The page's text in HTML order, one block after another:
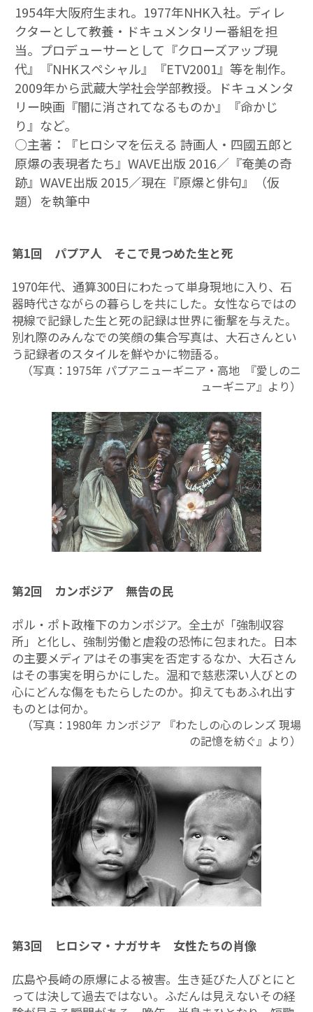
1954年大阪府生まれ。1977年NHK入社。ディレ
クターとして教養・ドキュメンタリー番組を担
当。プロデューサーとして『クローズアップ現
代』『NHKスペシャル』『ETV2001』等を制作。
2009年から武蔵大学社会学部教授。ドキュメンタ
リー映画『闇に消されてなるものか』『命かじ
り』など。
○主著：『ヒロシマを伝える 詩画人・四國五郎と
原爆の表現者たち』WAVE出版 2016／『奄美の奇
跡』WAVE出版 2015／現在『原爆と俳句』（仮
題）を執筆中
第1回　パプア人　そこで見つめた生と死
1970年代、通算300日にわたって単身現地に入り、石
器時代さながらの暮らしを共にした。女性ならではの
視線で記録した生と死の記録は世界に衝撃を与えた。
別れ際のみんなでの笑顔の集合写真は、大石さんとい
う記録者のスタイルを鮮やかに物語る。
（写真：1975年 パプアニューギニア・高地  『愛しのニ
ューギニア』より）
第2回　カンボジア　無告の民
ポル・ポト政権下のカンボジア。全土が「強制収容
所」と化し、強制労働と虐殺の恐怖に包まれた。日本
の主要メディアはその事実を否定するなか、大石さん
はその事実を明らかにした。温和で慈悲深い人びとの
心にどんな傷をもたらしたのか。抑えてもあふれ出す
ものとは何か。
（写真：1980年 カンボジア 『わたしの心のレンズ 現場
の記憶を紡ぐ』より）
第3回　ヒロシマ・ナガサキ　女性たちの肖像
広島や長崎の原爆による被害。生き延びた人びとにと
っては決して過去ではない。ふだんは見えないその経